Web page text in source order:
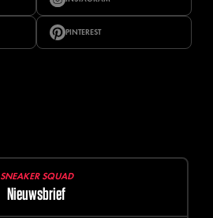
PINTEREST
SNEAKER SQUAD
Nieuwsbrief